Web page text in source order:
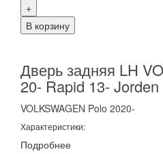
+
В корзину
Дверь задняя LH
20- Rapid 13- Jorden
VOLKSWAGEN Polo 2020-
Характеристики:
Подробнее